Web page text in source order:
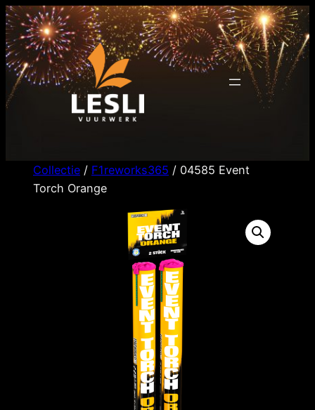
Ga
naar
de
inhoud
Collectie / F1reworks365 / 04585 Event
Torch Orange